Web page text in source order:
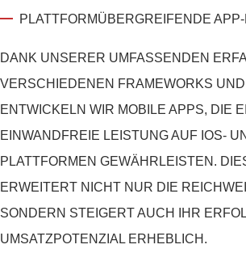
PLATTFORMÜBERGREIFENDE
DANK UNSERER UMFASSENDEN
VERSCHIEDENEN FRAMEWORKS
ENTWICKELN WIR MOBILE APPS, DIE
EINWANDFREIE LEISTUNG AUF IOS-
PLATTFORMEN GEWÄHRLEISTEN.
ERWEITERT NICHT NUR DIE
SONDERN STEIGERT AUCH IHR
UMSATZPOTENZIAL ERHEBLICH.